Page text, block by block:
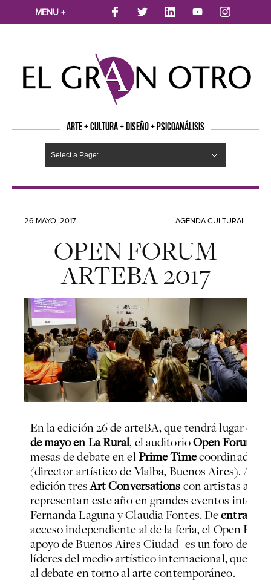
MENU +
ARTE + CULTURA + DISEÑO + PSICOANÁLISIS
Select a Page:
26 MAYO, 2017 AGENDA CULTURAL
OPEN FORUM
ARTEBA 2017
En la edición 26 de arteBA, que tendrá lugar del
de mayo en La Rural, el auditorioOpen Forum
mesas de debate en elPrime Timecoordinado
(director artístico de Malba, Buenos Aires).
edición tresArt Conversationscon artistas
representan este año en grandes eventos
Fernanda Laguna y Claudia Fontes. Deentrada
acceso independiente al de la feria, el Open
apoyo de Buenos Aires Ciudad- es un foro de
líderes del medio artístico internacional, que
al debate en torno al arte contemporáneo.